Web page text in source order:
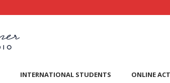
INTERNATIONAL STUDENTS ONLINE
ACTING SCHOOL ACTING